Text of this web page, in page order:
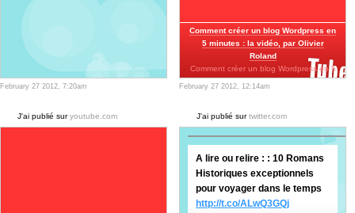
February 27 2012, 7:20am
Comment créer un blog Wordpress en
5 minutes : la vidéo, par Olivier
Roland
Comment créer un blog Wordpress en 5
minutes…
February 27 2012, 12:14am
J'ai publié suryoutube.com J'ai publié surtwitter.com
A lire ou relire : : 10 Romans
Historiques exceptionnels
pour voyager dans le temps
http://t.co/ALwQ3GQj